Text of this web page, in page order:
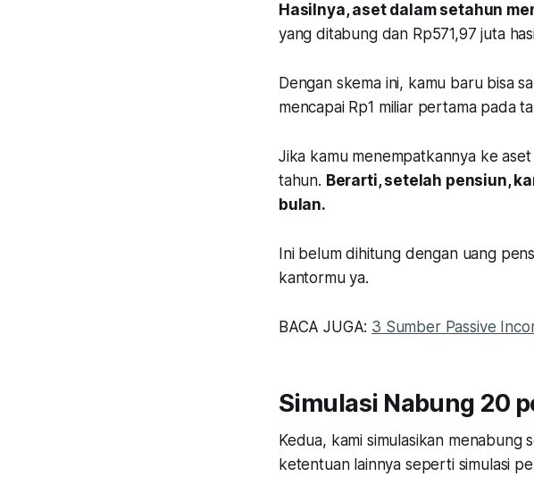
Hasilnya, aset dalam setahun
yang ditabung dan Rp571,97 juta
Dengan skema ini, kamu baru bisa
mencapai Rp1 miliar pertama pada
Jika kamu menempatkannya ke
tahun. Berarti, setelah pensiun,
bulan.
Ini belum dihitung dengan uang
kantormu ya.
BACA JUGA: 3 Sumber Passive
Simulasi Nabung 20
Kedua, kami simulasikan
ketentuan lainnya seperti simulasi